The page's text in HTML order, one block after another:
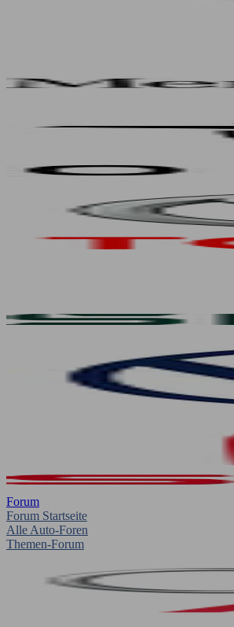
Forum
Forum Startseite
Alle Auto-Foren
Themen-Forum